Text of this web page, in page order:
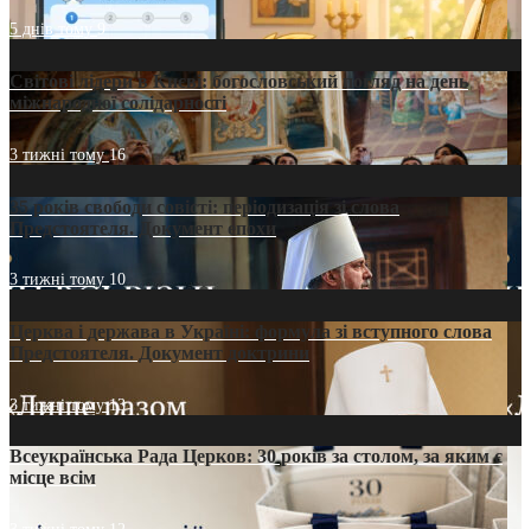
5 днів тому9
Світові лідери в Києві: богословський погляд на день
міжнародної солідарності
3 тижні тому16
35 років свободи совісті: періодизація зі слова
Предстоятеля. Документ епохи
3 тижні тому 10
Церква і держава в Україні: формула зі вступного слова
Предстоятеля. Документ доктрини
3 тижні тому13
Всеукраїнська Рада Церков: 30 років за столом, за яким є
місце всім